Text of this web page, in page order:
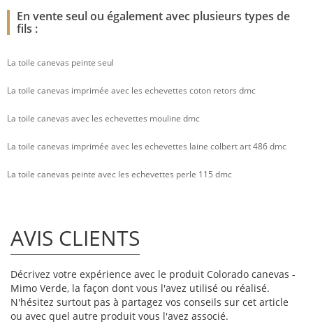
En vente seul ou également avec plusieurs types de
fils :
La toile canevas peinte seul
La toile canevas imprimée avec les echevettes coton retors dmc
La toile canevas avec les echevettes mouline dmc
La toile canevas imprimée avec les echevettes laine colbert art 486 dmc
La toile canevas peinte avec les echevettes perle 115 dmc
AVIS CLIENTS
Décrivez votre expérience avec le produit Colorado canevas -
Mimo Verde, la façon dont vous l'avez utilisé ou réalisé.
N'hésitez surtout pas à partagez vos conseils sur cet article
ou avec quel autre produit vous l'avez associé.